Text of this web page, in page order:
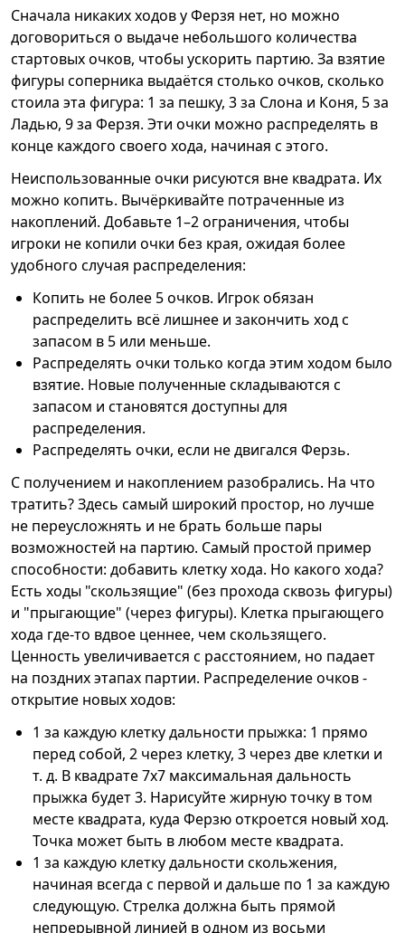
Сначала никаких ходов у Ферзя нет, но можно
договориться о выдаче небольшого количества
стартовых очков, чтобы ускорить партию. За взятие
фигуры соперника выдаётся столько очков, сколько
стоила эта фигура: 1 за пешку, 3 за Слона и Коня, 5 за
Ладью, 9 за Ферзя. Эти очки можно распределять в
конце каждого своего хода, начиная с этого.
Неиспользованные очки рисуются вне квадрата. Их
можно копить. Вычёркивайте потраченные из
накоплений. Добавьте 1–2 ограничения, чтобы
игроки не копили очки без края, ожидая более
удобного случая распределения:
Копить не более 5 очков. Игрок обязан
распределить всё лишнее и закончить ход с
запасом в 5 или меньше.
Распределять очки только когда этим ходом было
взятие. Новые полученные складываются с
запасом и становятся доступны для
распределения.
Распределять очки, если не двигался Ферзь.
С получением и накоплением разобрались. На что
тратить? Здесь самый широкий простор, но лучше
не переусложнять и не брать больше пары
возможностей на партию. Самый простой пример
способности: добавить клетку хода. Но какого хода?
Есть ходы "скользящие" (без прохода сквозь фигуры)
и "прыгающие" (через фигуры). Клетка прыгающего
хода где-то вдвое ценнее, чем скользящего.
Ценность увеличивается с расстоянием, но падает
на поздних этапах партии. Распределение очков -
открытие новых ходов:
1 за каждую клетку дальности прыжка: 1 прямо
перед собой, 2 через клетку, 3 через две клетки и
т. д. В квадрате 7x7 максимальная дальность
прыжка будет 3. Нарисуйте жирную точку в том
месте квадрата, куда Ферзю откроется новый ход.
Точка может быть в любом месте квадрата.
1 за каждую клетку дальности скольжения,
начиная всегда с первой и дальше по 1 за каждую
следующую. Стрелка должна быть прямой
непрерывной линией в одном из восьми